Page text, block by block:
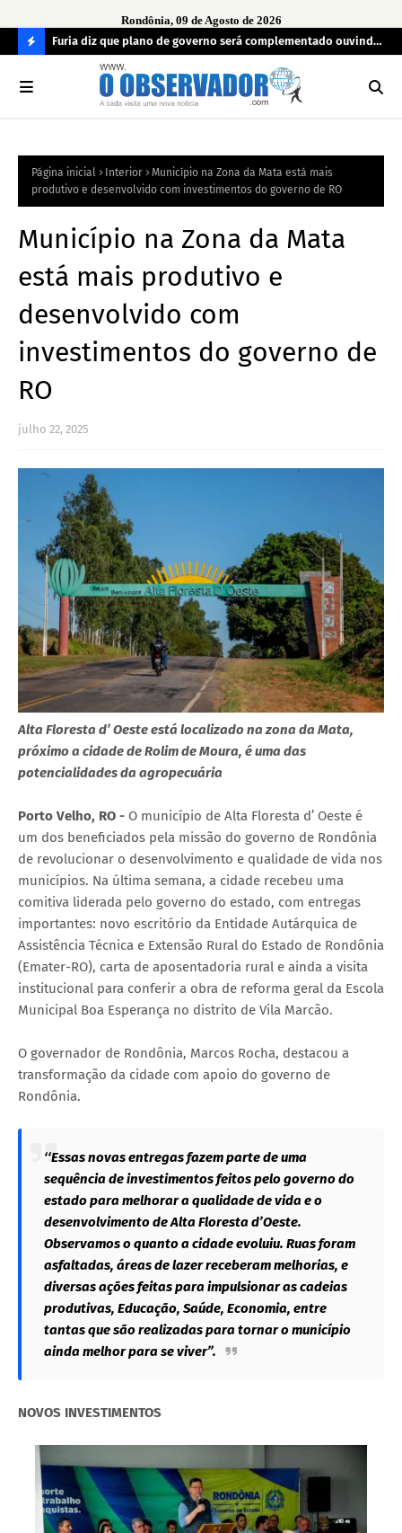
Rondônia, 09 de Agosto de 2026
O
R
Furia diz que plano de governo será complementado ouvindo
o povo e definindo prioridades
Página inicial Interior
Município na Zona da Mata está mais
produtivo e desenvolvido com investimentos do governo de RO
Município na Zona da Mata
está mais produtivo e
desenvolvido com
investimentos do governo de
RO
julho 22, 2025
Alta Floresta d’ Oeste está localizado na zona da Mata,
próximo a cidade de Rolim de Moura, é uma das
potencialidades da agropecuária
Porto Velho, RO - O município de Alta Floresta d’ Oeste é
um dos beneficiados pela missão do governo de Rondônia
de revolucionar o desenvolvimento e qualidade de vida nos
municípios. Na última semana, a cidade recebeu uma
comitiva liderada pelo governo do estado, com entregas
importantes: novo escritório da Entidade Autárquica de
Assistência Técnica e Extensão Rural do Estado de Rondônia
(Emater-RO), carta de aposentadoria rural e ainda a visita
institucional para conferir a obra de reforma geral da Escola
Municipal Boa Esperança no distrito de Vila Marcão.
O governador de Rondônia, Marcos Rocha, destacou a
transformação da cidade com apoio do governo de
Rondônia.
‘‘Essas novas entregas fazem parte de uma
sequência de investimentos feitos pelo governo do
estado para melhorar a qualidade de vida e o
desenvolvimento de Alta Floresta d’Oeste.
Observamos o quanto a cidade evoluiu. Ruas foram
asfaltadas, áreas de lazer receberam melhorias, e
diversas ações feitas para impulsionar as cadeias
produtivas, Educação, Saúde, Economia, entre
tantas que são realizadas para tornar o município
ainda melhor para se viver”.
NOVOS INVESTIMENTOS